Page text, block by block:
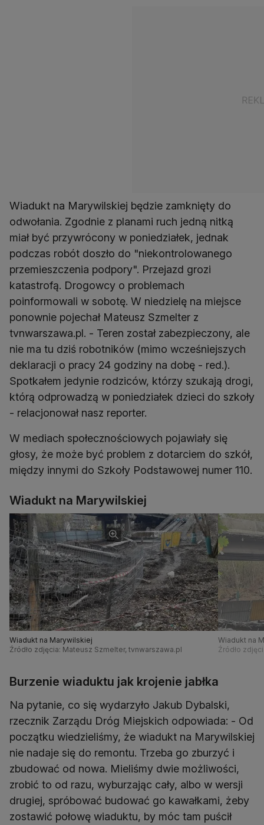
Wiadukt na Marywilskiej będzie zamknięty do
odwołania. Zgodnie z planami ruch jedną nitką
miał być przywrócony w poniedziałek, jednak
podczas robót doszło do "niekontrolowanego
przemieszczenia podpory". Przejazd grozi
katastrofą. Drogowcy o problemach
poinformowali w sobotę. W niedzielę na miejsce
ponownie pojechał Mateusz Szmelter z
tvnwarszawa.pl. - Teren został zabezpieczony, ale
nie ma tu dziś robotników (mimo wcześniejszych
deklaracji o pracy 24 godziny na dobę - red.).
Spotkałem jedynie rodziców, którzy szukają drogi,
którą odprowadzą w poniedziałek dzieci do szkoły
- relacjonował nasz reporter.
W mediach społecznościowych pojawiały się
głosy, że może być problem z dotarciem do szkół,
między innymi do Szkoły Podstawowej numer 110.
Wiadukt na Marywilskiej
Wiadukt na Marywilskiej
Źródło zdjęcia: Mateusz Szmelter, tvnwarszawa.pl
Wiadukt na
Źródło
Burzenie wiaduktu jak krojenie jabłka
Na pytanie, co się wydarzyło Jakub Dybalski,
rzecznik Zarządu Dróg Miejskich odpowiada: - Od
początku wiedzieliśmy, że wiadukt na Marywilskiej
nie nadaje się do remontu. Trzeba go zburzyć i
zbudować od nowa. Mieliśmy dwie możliwości,
zrobić to od razu, wyburzając cały, albo w wersji
drugiej, spróbować budować go kawałkami, żeby
zostawić połowę wiaduktu, by móc tam puścił